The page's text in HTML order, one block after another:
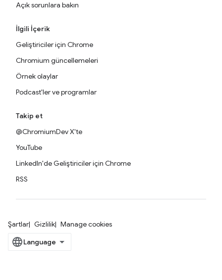
Açık sorunlara bakın
İlgili İçerik
Geliştiriciler için Chrome
Chromium güncellemeleri
Örnek olaylar
Podcast'ler ve programlar
Takip et
@ChromiumDev X'te
YouTube
LinkedIn'de Geliştiriciler için Chrome
RSS
Şartlar Gizlilik Manage cookies